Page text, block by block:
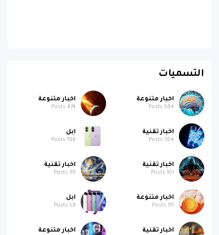
التسميات
اخبار متنوعة
584
اخبار متنوعة
474
اخبار تقنية
364
ابل
186
اخبار تقنية
101
اخبار تقنية
95
اخبار متنوعة
95
ابل
58
اخبار تقنية اخبار متنوعة